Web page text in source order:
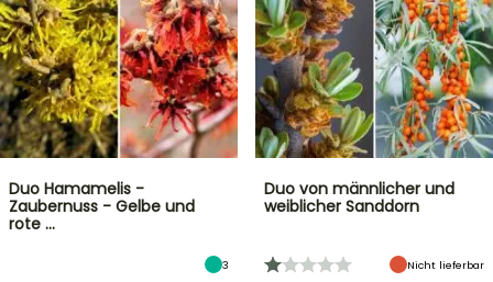
Duo Hamamelis -
Zaubernuss - Gelbe und
rote …
3
Duo von männlicher und
weiblicher Sanddorn
Nicht lieferbar